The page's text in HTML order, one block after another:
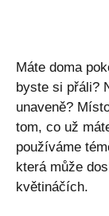
Máte doma
byste si přáli?
unaveně?
tom, co už
používáme
která může
květináčích.